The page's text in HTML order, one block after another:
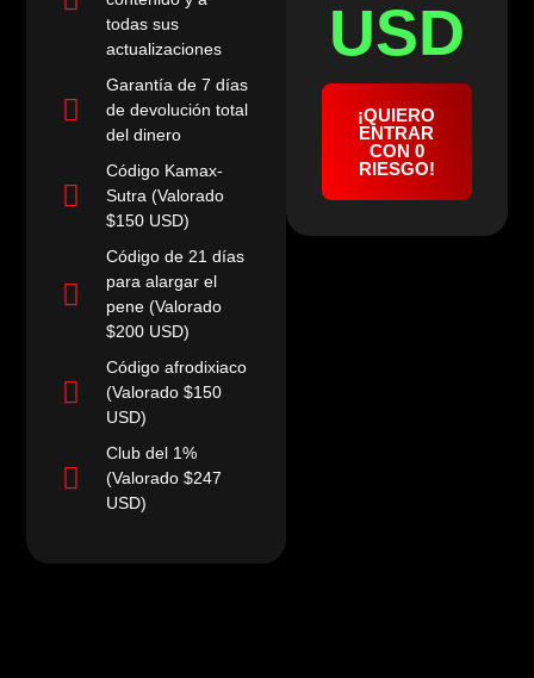
todas sus
actualizaciones
Garantía de 7 días
de devolución total
del dinero
Código Kamax-
Sutra (Valorado
$150 USD)
Código de 21 días
para alargar el
pene (Valorado
$200 USD)
Código afrodixiaco
(Valorado $150
USD)
Club del 1%
(Valorado $247
USD)
USD
¡QUIERO
ENTRAR
CON 0
RIESGO!